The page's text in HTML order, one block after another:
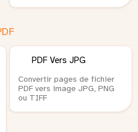
PDF Vers JPG
Convertir pages de fichier
PDF vers image JPG, PNG
ou TIFF